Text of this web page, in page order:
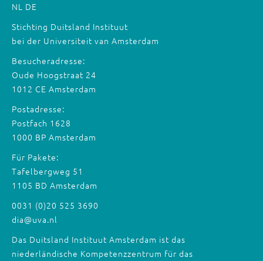
NL DE
Stichting Duitsland Instituut
bei der Universiteit van Amsterdam
Besucheradresse:
Oude Hoogstraat 24
1012 CE Amsterdam
Postadresse:
Postfach 1628
1000 BP Amsterdam
Für Pakete:
Tafelbergweg 51
1105 BD Amsterdam
0031 (0)20 525 3690
dia@uva.nl
Das Duitsland Instituut Amsterdam ist das
niederländische Kompetenzzentrum für das